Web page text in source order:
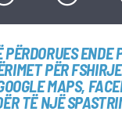
PËRDORUES ENDE
PËR
MAPS,
TË NJË